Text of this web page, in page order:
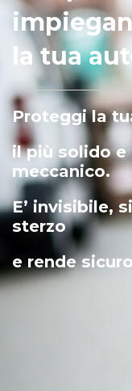
la tua
Proteggi la
il più solido
meccanico.
E’ invisibile,
sterzo
e rende